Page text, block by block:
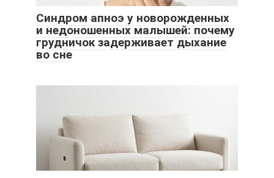
Синдром апноэ у новорожденных
и недоношенных малышей: почему
грудничок задерживает дыхание
во сне